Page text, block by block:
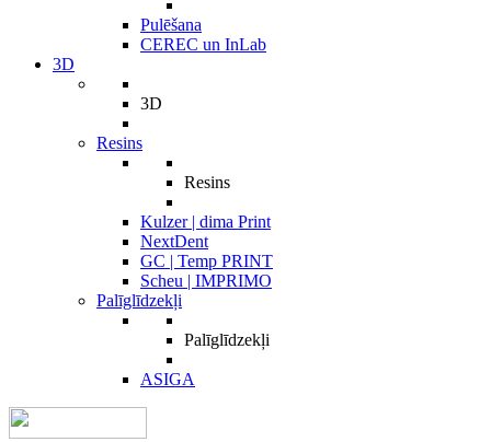
Pulēšana
CEREC un InLab
3D
3D
Resins
Resins
Kulzer | dima Print
NextDent
GC | Temp PRINT
Scheu | IMPRIMO
Palīglīdzekļi
Palīglīdzekļi
ASIGA